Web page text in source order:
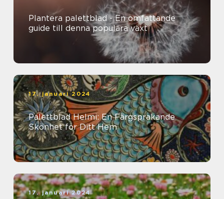
Plantera palettblad - En omfattande
guide till denna populära växt
17. januari 2024
Palettblad Helmi: En Färgsprakande
Skönhet för Ditt Hem
17. januari 2024